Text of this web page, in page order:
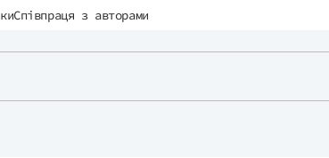
Співпраця з авторами